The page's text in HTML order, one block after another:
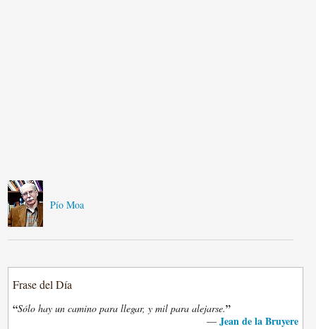
Pío Moa
Frase del Día
“Sólo hay un camino para llegar, y mil para alejarse.”
— Jean de la Bruyere